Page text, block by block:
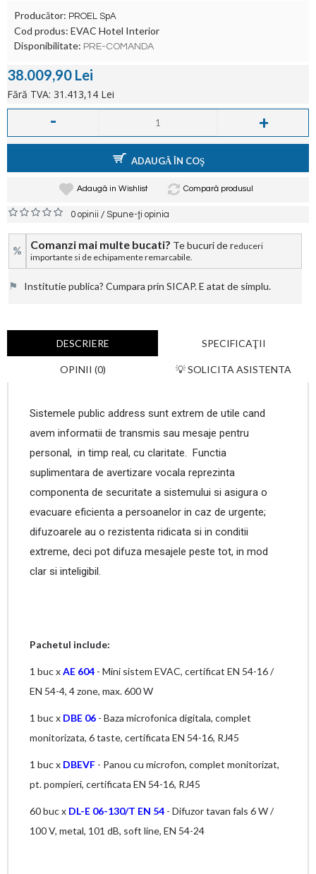
Producător: PROEL SpA
Cod produs: EVAC Hotel Interior
Disponibilitate: PRE-COMANDA
38.009,90 Lei
Fără TVA: 31.413,14 Lei
- +
ADAUGĂ ÎN COŞ
Adaugă in Wishlist Compară produsul
0 opinii /Spune-ţi opinia
% Comanzi mai multe bucati? Te bucuri de reduceri
importante si de echipamente remarcabile.
⚑ Institutie publica? Cumpara prin SICAP. E atat de simplu.
DESCRIERE SPECIFICAŢII
OPINII (0) 💡 SOLICITA ASISTENTA
Sistemele public address sunt extrem de utile cand
avem informatii de transmis sau mesaje pentru
personal, in timp real, cu claritate. Functia
suplimentara de avertizare vocala reprezinta
componenta de securitate a sistemului si asigura o
evacuare eficienta a persoanelor in caz de urgente;
difuzoarele au o rezistenta ridicata si in conditii
extreme, deci pot difuza mesajele peste tot, in mod
clar si inteligibil.
Pachetul include:
1 buc xAE 604 - Mini sistem EVAC, certificat EN 54-16 /
EN 54-4, 4 zone, max. 600 W
1 buc x DBE 06 - Baza microfonica digitala, complet
monitorizata, 6 taste, certificata EN 54-16, RJ45
1 buc x DBEVF - Panou cu microfon, complet monitorizat,
pt. pompieri, certificata EN 54-16, RJ45
60 buc x DL-E 06-130/T EN 54 - Difuzor tavan fals 6 W /
100 V, metal, 101 dB, soft line, EN 54-24